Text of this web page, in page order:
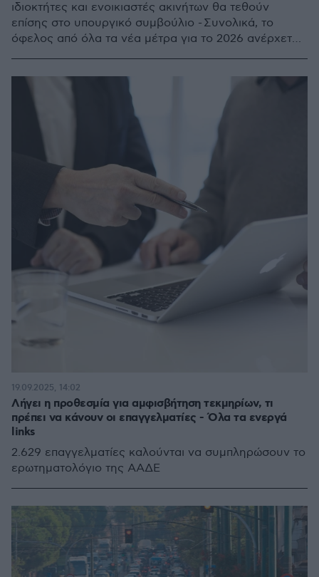
ιδιοκτήτες και ενοικιαστές ακινήτων θα τεθούν
επίσης στο υπουργικό συμβούλιο - Συνολικά, το
όφελος από όλα τα νέα μέτρα για το 2026 ανέρχεται
Λήγει η προθεσμία για αμφισβήτηση τεκμηρίων, τι
πρέπει να κάνουν οι επαγγελματίες - Όλα τα ενεργά
links
2.629 επαγγελματίες καλούνται να συμπληρώσουν το
ερωτηματολόγιο της ΑΑΔΕ
19.09.2025, 14:02